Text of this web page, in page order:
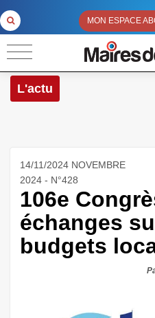
MON ESPACE
L'actu
14/11/2024 NOVEMBRE
2024 - N°428
106e
échanges
budgets